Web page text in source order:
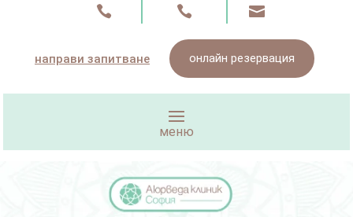
  
направи запитване онлайн резервация